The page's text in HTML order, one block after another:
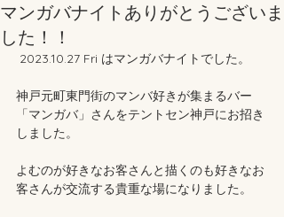
マンガバナイトありがとうございま
した！！
2023.10.27 Fri はマンガバナイトでした。
神戸元町東門街のマンバ好きが集まるバー
「マンガバ」さんをテントセン神戸にお招き
しました。
よむのが好きなお客さんと描くのも好きなお
客さんが交流する貴重な場になりました。